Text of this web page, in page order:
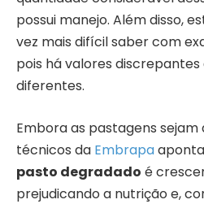
possui manejo. Além disso,
vez mais difícil saber com
pois há valores
diferentes.
Embora as pastagens
técnicos da Embrapa
pasto degradado é
prejudicando a nutrição e,